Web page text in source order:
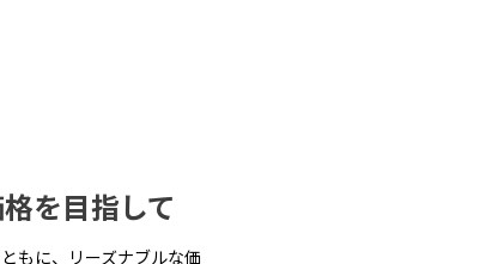
を目指して
もに、リーズナブルな価